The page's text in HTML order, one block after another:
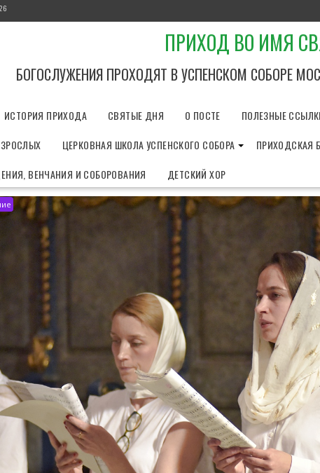
ПРИХОД ВО ИМЯ
БОГОСЛУЖЕНИЯ ПРОХОДЯТ В УСПЕНСКОМ СОБОРЕ
ИСТОРИЯ ПРИХОДА СВЯТЫЕ ДНЯ О ПОСТЕ ПОЛЕЗНЫЕ
ЦЕРКОВНАЯ ШКОЛА УСПЕНСКОГО СОБОРА ПРИХОДСКАЯ
ВЕНЧАНИЯ И СОБОРОВАНИЯ
ДЕТСКИЙ ХОР